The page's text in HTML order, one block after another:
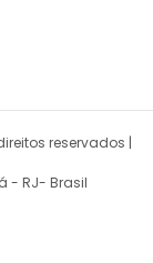
reservados |
- RJ- Brasil